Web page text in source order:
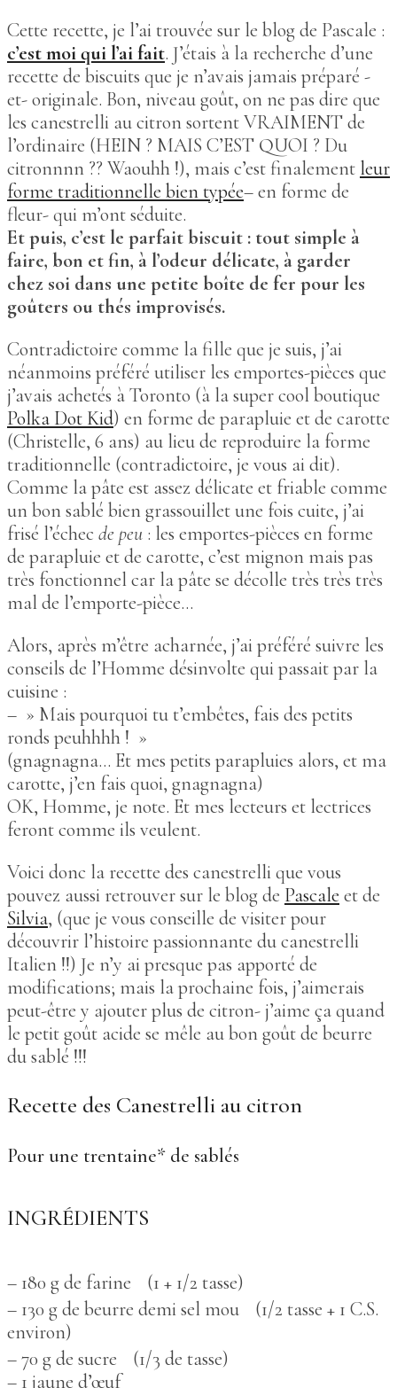
Cette recette, je l’ai trouvée sur le blog de Pascale :
c’est moi qui l’ai fait. J’étais à la recherche d’une
recette de biscuits que je n’avais jamais préparé -
et- originale. Bon, niveau goût, on ne pas dire que
les canestrelli au citron sortent VRAIMENT de
l’ordinaire (HEIN ? MAIS C’EST QUOI ? Du
citronnnn ?? Waouhh !), mais c’est finalement leur
forme traditionnelle bien typée– en forme de
fleur- qui m’ont séduite.
Et puis, c’est le parfait biscuit : tout simple à
faire, bon et fin, à l’odeur délicate, à garder
chez soi dans une petite boîte de fer pour les
goûters ou thés improvisés.
Contradictoire comme la fille que je suis, j’ai
néanmoins préféré utiliser les emportes-pièces que
j’avais achetés à Toronto (à la super cool boutique
Polka Dot Kid) en forme de parapluie et de carotte
(Christelle, 6 ans) au lieu de reproduire la forme
traditionnelle (contradictoire, je vous ai dit).
Comme la pâte est assez délicate et friable comme
un bon sablé bien grassouillet une fois cuite, j’ai
frisé l’échec de peu : les emportes-pièces en forme
de parapluie et de carotte, c’est mignon mais pas
très fonctionnel car la pâte se décolle très très très
mal de l’emporte-pièce…
Alors, après m’être acharnée, j’ai préféré suivre les
conseils de l’Homme désinvolte qui passait par la
cuisine :
– » Mais pourquoi tu t’embêtes, fais des petits
ronds peuhhhh ! »
(gnagnagna… Et mes petits parapluies alors, et ma
carotte, j’en fais quoi, gnagnagna)
OK, Homme, je note. Et mes lecteurs et lectrices
feront comme ils veulent.
Voici donc la recette des canestrelli que vous
pouvez aussi retrouver sur le blog de Pascale et de
Silvia, (que je vous conseille de visiter pour
découvrir l’histoire passionnante du canestrelli
Italien !!) Je n’y ai presque pas apporté de
modifications; mais la prochaine fois, j’aimerais
peut-être y ajouter plus de citron- j’aime ça quand
le petit goût acide se mêle au bon goût de beurre
du sablé !!!
Recette des Canestrelli au citron
Pour une trentaine* de sablés
INGRÉDIENTS
– 180 g de farine (1 + 1/2 tasse)
– 130 g de beurre demi sel mou (1/2 tasse + 1 C.S.
environ)
– 70 g de sucre (1/3 de tasse)
– 1 jaune d’œuf